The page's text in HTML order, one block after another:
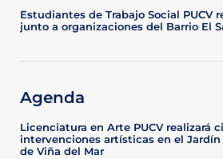
Estudiantes de Trabajo Social PUCV
junto a organizaciones del Barrio El
Agenda
Licenciatura en Arte PUCV realizará
intervenciones artísticas en el
de Viña del Mar